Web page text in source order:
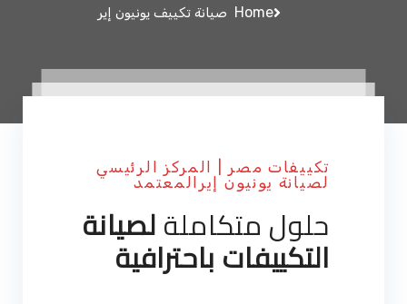
Home صيانة تكييف يونيون إير
تكييفات مصر | المركز الرئيسي
لصيانة يونيون إيرالمعتمد
حلول متكاملةلصيانة
التكييفات باحترافية